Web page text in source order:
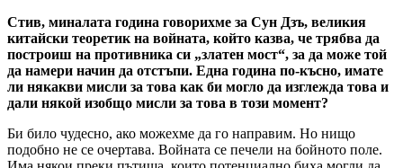
Стив, миналата година говорихме за Сун Дзъ, великия
китайски теоретик на войната, който казва, че трябва да
построиш на противника си „златен мост“, за да може той
да намери начин да отстъпи. Една година по-късно, имате
ли някакви мисли за това как би могло да изглежда това и
дали някой изобщо мисли за това в този момент?
Би било чудесно, ако можехме да го направим. Но нищо
подобно не се очертава. Войната се печели на бойното поле.